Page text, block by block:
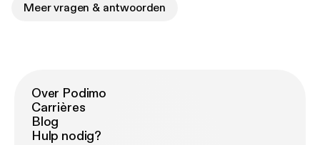
Meer vragen & antwoorden
Over Podimo
Carrières
Blog
Hulp nodig?